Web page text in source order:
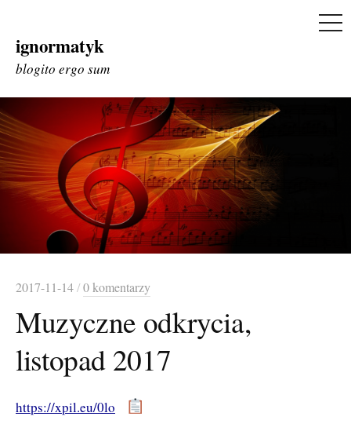
Skip
to
ignormatyk
blogito ergo sum
2017-11-14/0 komentarzy
Muzyczne odkrycia,
listopad 2017
https://xpil.eu/0lo